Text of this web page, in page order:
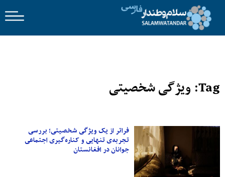
Tag: ویژگی شخصیتی
فراتر از یک ویژگی شخصیتی؛ بررسی
تجربه‌ی تنهایی و کناره‌گیری اجتماعی
جوانان در افغانستان